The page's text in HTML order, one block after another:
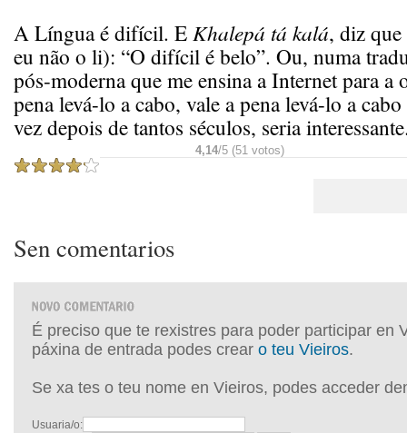
A Língua é difícil. E Khalepá tá kalá, diz que
eu não o li): “O difícil é belo”. Ou, numa
pós-moderna que me ensina a Internet para a
pena levá-lo a cabo, vale a pena levá-lo a
vez depois de tantos séculos, seria
4,14/5 (51 votos)
Sen comentarios
É preciso que te rexistres para poder participar en
páxina de entrada podes crear o teu Vieiros.
Se xa tes o teu nome en Vieiros, podes acceder
Usuaria/o: